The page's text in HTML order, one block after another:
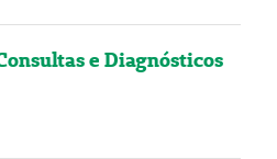
e Diagnósticos